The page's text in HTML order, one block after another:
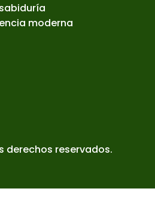
moderna
derechos reservados.